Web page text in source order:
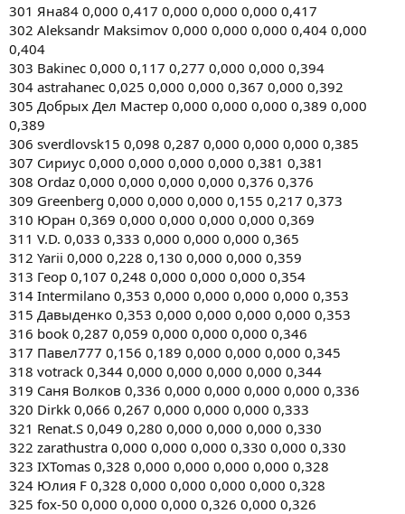
301 Яна84 0,000 0,417 0,000 0,000 0,000 0,417
302 Aleksandr Maksimov 0,000 0,000 0,000 0,404 0,000
0,404
303 Bakinec 0,000 0,117 0,277 0,000 0,000 0,394
304 astrahanec 0,025 0,000 0,000 0,367 0,000 0,392
305 Добрых Дел Мастер 0,000 0,000 0,000 0,389 0,000
0,389
306 sverdlovsk15 0,098 0,287 0,000 0,000 0,000 0,385
307 Сириус 0,000 0,000 0,000 0,000 0,381 0,381
308 Ordaz 0,000 0,000 0,000 0,000 0,376 0,376
309 Greenberg 0,000 0,000 0,000 0,155 0,217 0,373
310 Юран 0,369 0,000 0,000 0,000 0,000 0,369
311 V.D. 0,033 0,333 0,000 0,000 0,000 0,365
312 Yarii 0,000 0,228 0,130 0,000 0,000 0,359
313 Геор 0,107 0,248 0,000 0,000 0,000 0,354
314 Intermilano 0,353 0,000 0,000 0,000 0,000 0,353
315 Давыденко 0,353 0,000 0,000 0,000 0,000 0,353
316 book 0,287 0,059 0,000 0,000 0,000 0,346
317 Павел777 0,156 0,189 0,000 0,000 0,000 0,345
318 votrack 0,344 0,000 0,000 0,000 0,000 0,344
319 Саня Волков 0,336 0,000 0,000 0,000 0,000 0,336
320 Dirkk 0,066 0,267 0,000 0,000 0,000 0,333
321 Renat.S 0,049 0,280 0,000 0,000 0,000 0,330
322 zarathustra 0,000 0,000 0,000 0,330 0,000 0,330
323 IXTomas 0,328 0,000 0,000 0,000 0,000 0,328
324 Юлия F 0,328 0,000 0,000 0,000 0,000 0,328
325 fox-50 0,000 0,000 0,000 0,326 0,000 0,326